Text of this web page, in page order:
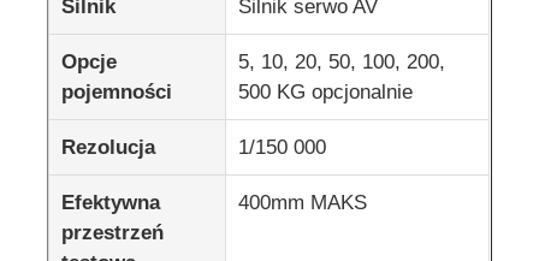
Kontroler temperatury i wilgotności
Badanie twardości
Silnik Silnik serwo AV
Opcje
pojemności
5, 10, 20, 50, 100, 200,
500 KG opcjonalnie
Rezolucja 1/150 000
Efektywna
przestrzeń
400mm MAKS